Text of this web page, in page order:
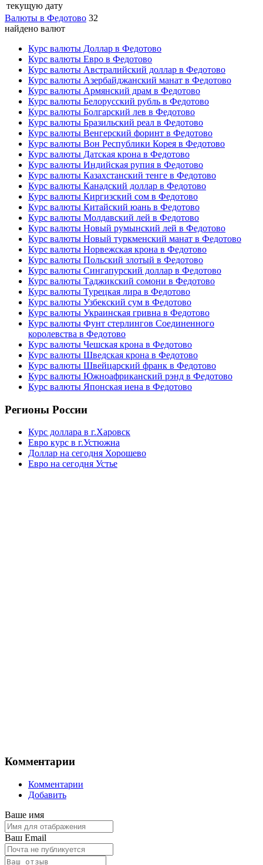
текущую дату
Валюты в Федотово 32
найдено валют
Курс валюты Доллар в Федотово
Курс валюты Евро в Федотово
Курс валюты Австралийский доллар в Федотово
Курс валюты Азербайджанский манат в Федотово
Курс валюты Армянский драм в Федотово
Курс валюты Белорусский рубль в Федотово
Курс валюты Болгарский лев в Федотово
Курс валюты Бразильский реал в Федотово
Курс валюты Венгерский форинт в Федотово
Курс валюты Вон Республики Корея в Федотово
Курс валюты Датская крона в Федотово
Курс валюты Индийская рупия в Федотово
Курс валюты Казахстанский тенге в Федотово
Курс валюты Канадский доллар в Федотово
Курс валюты Киргизский сом в Федотово
Курс валюты Китайский юань в Федотово
Курс валюты Молдавский лей в Федотово
Курс валюты Новый румынский лей в Федотово
Курс валюты Новый туркменский манат в Федотово
Курс валюты Норвежская крона в Федотово
Курс валюты Польский злотый в Федотово
Курс валюты Сингапурский доллар в Федотово
Курс валюты Таджикский сомони в Федотово
Курс валюты Турецкая лира в Федотово
Курс валюты Узбекский сум в Федотово
Курс валюты Украинская гривна в Федотово
Курс валюты Фунт стерлингов Соединенного
королевства в Федотово
Курс валюты Чешская крона в Федотово
Курс валюты Шведская крона в Федотово
Курс валюты Швейцарский франк в Федотово
Курс валюты Южноафриканский рэнд в Федотово
Курс валюты Японская иена в Федотово
Регионы России
Курс доллара в г.Харовск
Евро курс в г.Устюжна
Доллар на сегодня Хорошево
Евро на сегодня Устье
Комментарии
Комментарии
Добавить
Ваше имя
Ваш Email